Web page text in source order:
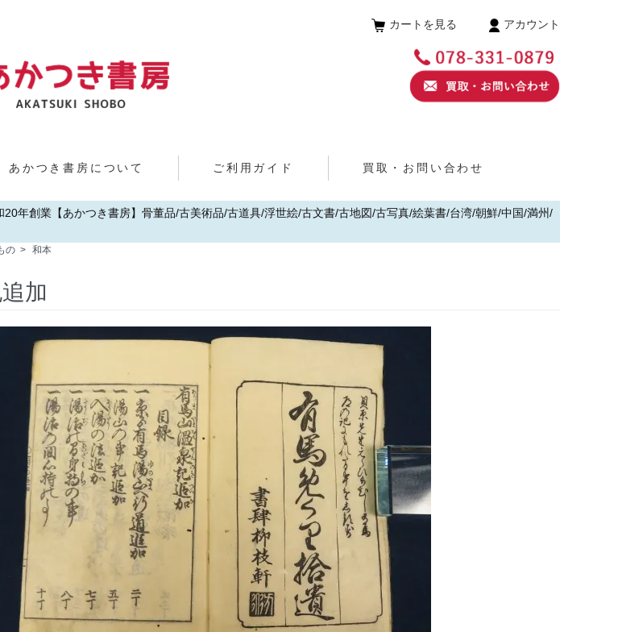
アカウント
カートを見る
あかつき書房について ご利用ガイド 買取・お問い合わせ
年創業【あかつき書房】骨董品/古美術品/古道具/浮世絵/古文書/古地図/古写真/絵葉書/台湾/朝鮮/中国/満州/
の > 和本
加